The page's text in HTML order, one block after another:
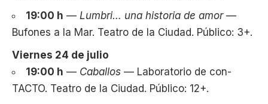
19:00 h — Lumbri… una historia de amor—
Bufones a la Mar. Teatro de la Ciudad. Público: 3+.
Viernes 24 de julio
19:00 h — Caballos — Laboratorio de con-
TACTO. Teatro de la Ciudad. Público: 12+.